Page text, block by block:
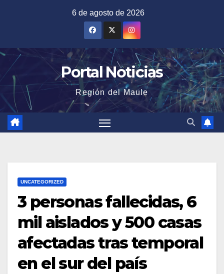
6 de agosto de 2026
Portal Noticias
Región del Maule
UNCATEGORIZED
3 personas fallecidas, 6
mil aislados y 500 casas
afectadas tras temporal
en el sur del país